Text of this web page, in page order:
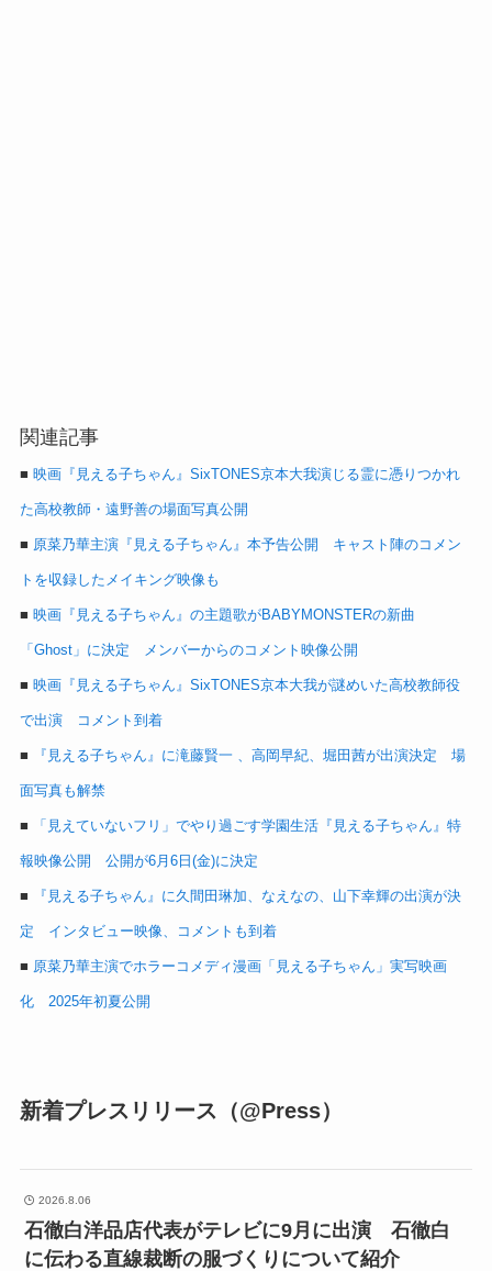
関連記事
■ 映画『見える子ちゃん』SixTONES京本大我演じる霊に憑りつかれ
た高校教師・遠野善の場面写真公開
■ 原菜乃華主演『見える子ちゃん』本予告公開 キャスト陣のコメン
トを収録したメイキング映像も
■ 映画『見える子ちゃん』の主題歌がBABYMONSTERの新曲
「Ghost」に決定 メンバーからのコメント映像公開
■ 映画『見える子ちゃん』SixTONES京本大我が謎めいた高校教師役
で出演 コメント到着
■ 『見える子ちゃん』に滝藤賢一 、高岡早紀、堀田茜が出演決定 場
面写真も解禁
■ 「見えていないフリ」でやり過ごす学園生活『見える子ちゃん』特
報映像公開 公開が6月6日(金)に決定
■ 『見える子ちゃん』に久間田琳加、なえなの、山下幸輝の出演が決
定 インタビュー映像、コメントも到着
■ 原菜乃華主演でホラーコメディ漫画「見える子ちゃん」実写映画
化 2025年初夏公開
新着プレスリリース（@Press）
2026.8.06
石徹白洋品店代表がテレビに9月に出演 石徹白
に伝わる直線裁断の服づくりについて紹介